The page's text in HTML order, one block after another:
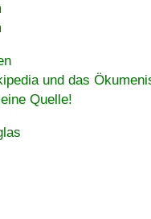
und das
Quelle!